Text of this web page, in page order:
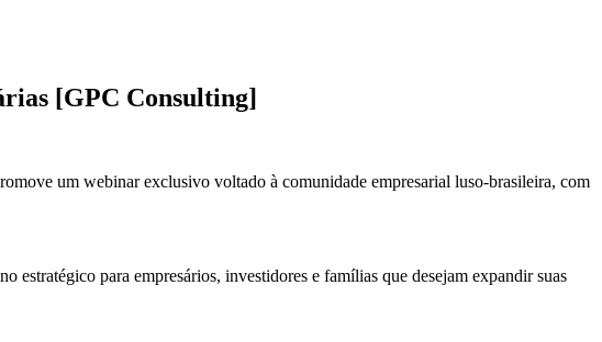
[GPC Consulting]
um webinar exclusivo voltado à comunidade empresarial luso-brasileira, com
para empresários, investidores e famílias que desejam expandir suas